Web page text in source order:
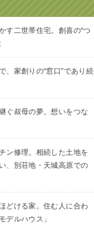
す二世帯住宅。創喜の“つ
、家創りの“窓口”であり続
ぐ叔母の夢。想いをつな
ン修理。相続した土地を
、別荘地・天城高原での
どける家。住む人に合わ
デルハウス」